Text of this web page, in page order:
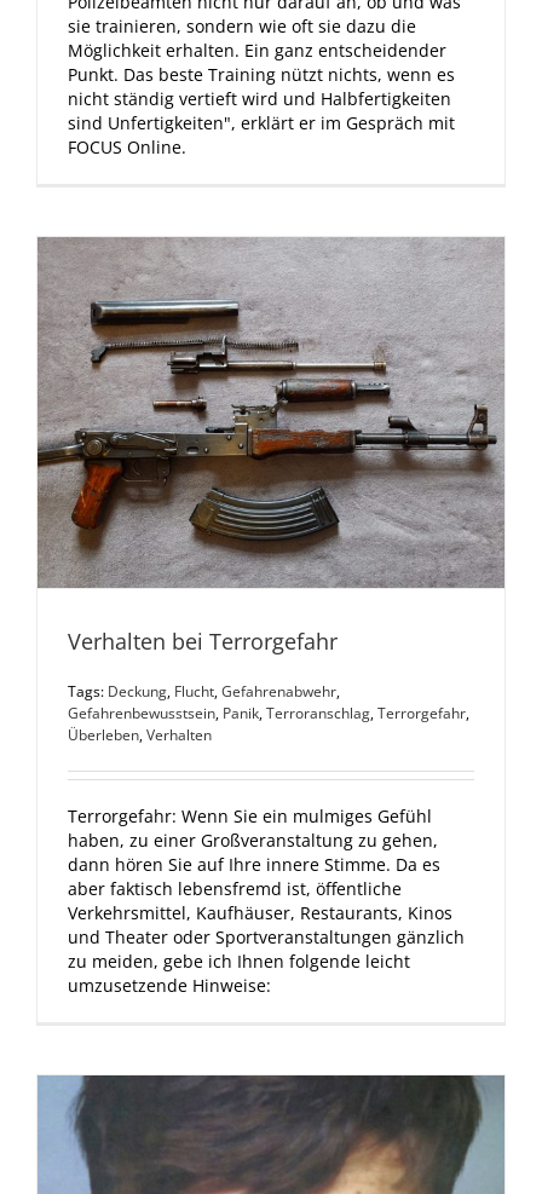
sie trainieren, sondern wie oft sie dazu die
Möglichkeit erhalten. Ein ganz entscheidender
Punkt. Das beste Training nützt nichts, wenn es
nicht ständig vertieft wird und Halbfertigkeiten
sind Unfertigkeiten", erklärt er im Gespräch mit
FOCUS Online.
Verhalten bei Terrorgefahr
Tags: Deckung, Flucht,Gefahrenabwehr,
Gefahrenbewusstsein, Panik,Terroranschlag,Terrorgefahr,
Überleben,Verhalten
Terrorgefahr: Wenn Sie ein mulmiges Gefühl
haben, zu einer Großveranstaltung zu gehen,
dann hören Sie auf Ihre innere Stimme. Da es
aber faktisch lebensfremd ist, öffentliche
Verkehrsmittel, Kaufhäuser, Restaurants, Kinos
und Theater oder Sportveranstaltungen gänzlich
zu meiden, gebe ich Ihnen folgende leicht
umzusetzende Hinweise: